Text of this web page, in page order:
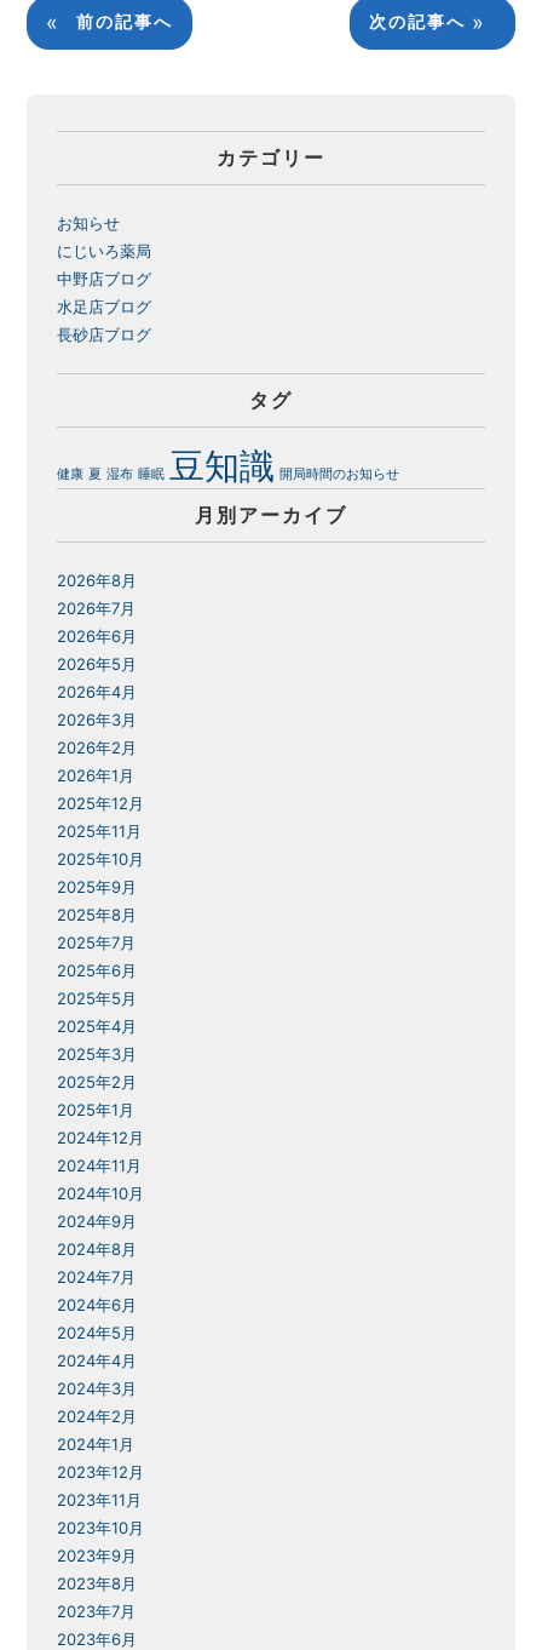
« 前の記事へ 次の記事へ »
カテゴリー
お知らせ
にじいろ薬局
中野店ブログ
水足店ブログ
長砂店ブログ
タグ
健康 夏 湿布 睡眠 豆知識 開局時間のお知らせ
月別アーカイブ
2026年8月
2026年7月
2026年6月
2026年5月
2026年4月
2026年3月
2026年2月
2026年1月
2025年12月
2025年11月
2025年10月
2025年9月
2025年8月
2025年7月
2025年6月
2025年5月
2025年4月
2025年3月
2025年2月
2025年1月
2024年12月
2024年11月
2024年10月
2024年9月
2024年8月
2024年7月
2024年6月
2024年5月
2024年4月
2024年3月
2024年2月
2024年1月
2023年12月
2023年11月
2023年10月
2023年9月
2023年8月
2023年7月
2023年6月